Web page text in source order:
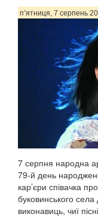
п’ятниця, 7 серпень
7 серпня народна
79-й день
кар’єри співачка
буковинського села
виконавиць, чиї